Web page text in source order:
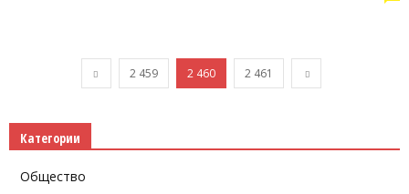
2 459 2 460 2 461
Категории
Общество